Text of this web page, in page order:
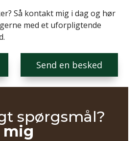
Så kontakt mig i dag og hør
med et uforpligtende
Send en besked
spørgsmål?